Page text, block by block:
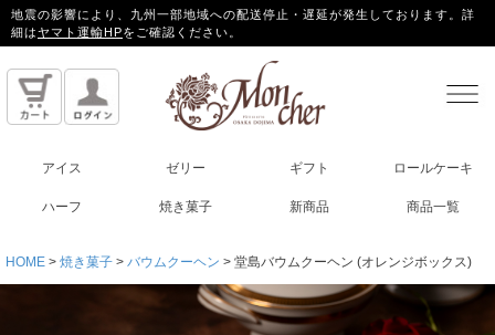
地震の影響により、九州一部地域への配送停止・遅延が発生しております。詳
細はヤマト運輸HPをご確認ください。
アイス ゼリー ギフト ロールケーキ
ハーフ 焼き菓子 新商品 商品一覧
HOME 焼き菓子 バウムクーヘン 堂島バウムクーヘン (オレンジボックス)